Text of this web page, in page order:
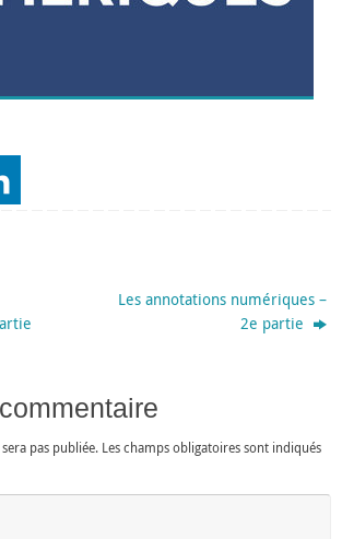
Les annotations numériques –
2e partie
pas publiée. Les champs obligatoires sont indiqués